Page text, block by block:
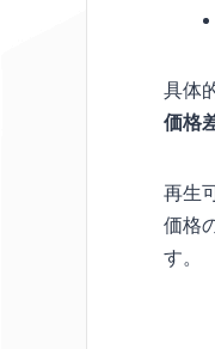
具体
価格
再生
価格
す。